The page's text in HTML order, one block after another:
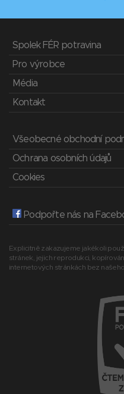
Spolek FÉR potravina
Pro výrobce
Média
Kontakt
Všeobecné obchodní
Ochrana osobních údajů
Cookies
Podpořte nás na
Explicitně zakazujeme jakékoli
stránek, jejich reprodukci,
internetových stránkách bez